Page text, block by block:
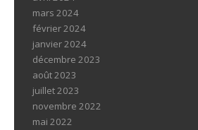
mars 2024
février 2024
janvier 2024
décembre 2023
août 2023
juillet 2023
novembre 2022
mai 2022